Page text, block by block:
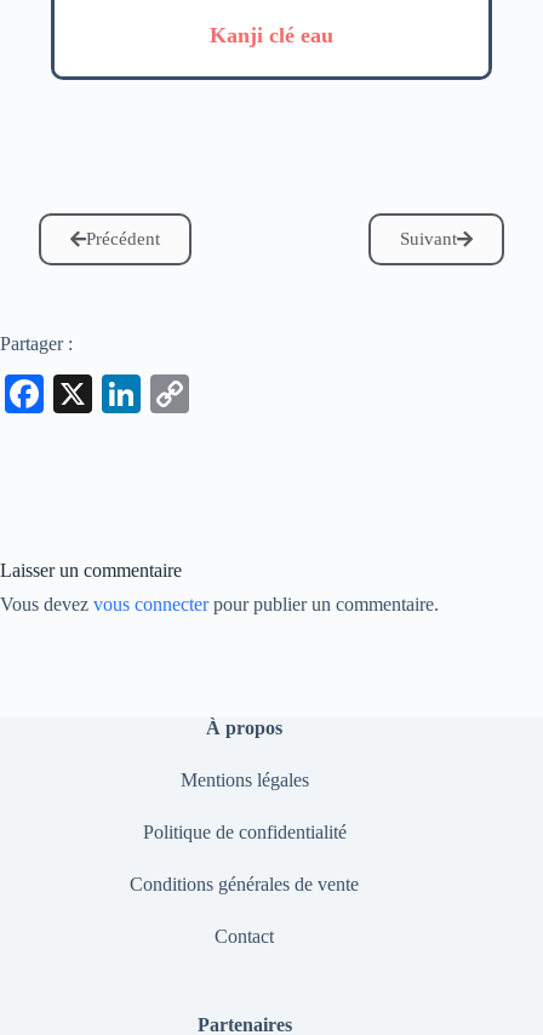
Kanji clé eau
Précédent Suivant
Partager :
Fa
X
Li
Laisser un commentaire
Vous devez vous connecterpour publier un commentaire.
À propos
Mentions légales
Politique de confidentialité
Conditions générales de vente
Contact
Partenaires